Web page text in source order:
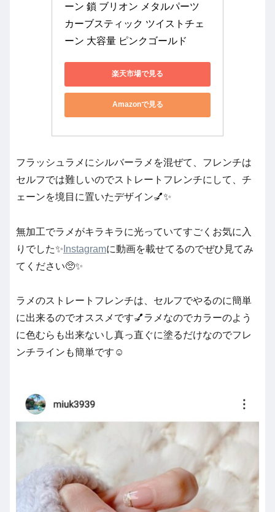
ーン 鎖 ブリオン メタルパーツ
カーブスティック ツイストチェ
ーン 大容量 ピンクゴールド
楽天市場で見る
Amazonで見る
フラッシュラメにシルバーラメを混ぜて、フレンチは
セルフでは難しいのでストレートフレンチにして、チ
ェーンを境目に置いたデザイン💅✨
無加工でラメがキラキラに光っていてすごくお気に入
りでした✨ Instagramに動画を載せてるのでぜひ見てみ
てください🥺✨
ラメのストレートフレンチは、セルフでやるのに簡単
に出来るのでオススメです💅ラメなのでカラーのよう
に色むらも出来ないし真っ直ぐに塗るだけなのでフレ
ンチラインも簡単です☺️